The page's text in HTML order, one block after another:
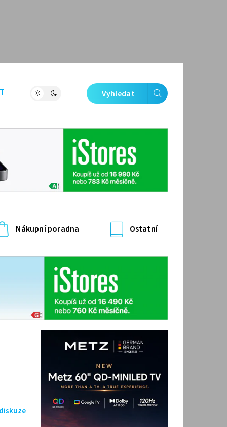
Vyhledat
Nákupní poradna Ostatní